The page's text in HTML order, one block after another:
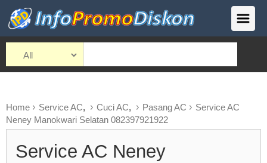
Home Service AC, Cuci AC, Pasang AC
Service AC
Neney Manokwari Selatan 082397921922
Service AC Neney